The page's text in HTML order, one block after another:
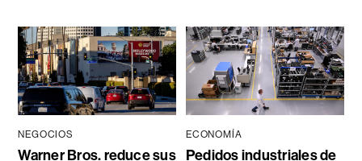
NEGOCIOS
Warner Bros. reduce sus
ECONOMÍA
Pedidos industriales de